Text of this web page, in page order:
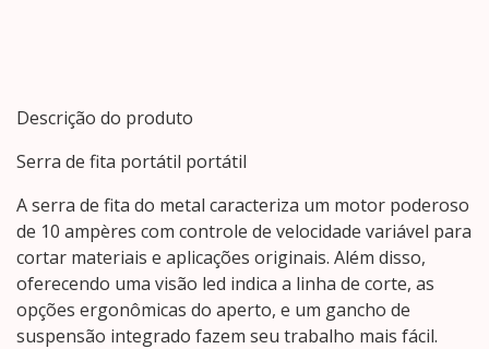
Descrição do produto
Serra de fita portátil portátil
A serra de fita do metal caracteriza um motor poderoso
de 10 ampères com controle de velocidade variável para
cortar materiais e aplicações originais. Além disso,
oferecendo uma visão led indica a linha de corte, as
opções ergonômicas do aperto, e um gancho de
suspensão integrado fazem seu trabalho mais fácil.